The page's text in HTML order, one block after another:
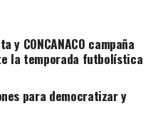
y CONCANACO campaña
la temporada futbolística
para democratizar y